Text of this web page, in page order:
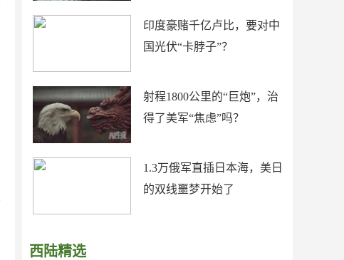
印度豪赌千亿卢比，要对中
国光伏“卡脖子”？
射程1800公里的“巨炮”，治
得了美军“焦虑”吗？
1.3万俄军直插日本海，美日
的双线噩梦开始了
西陆精选